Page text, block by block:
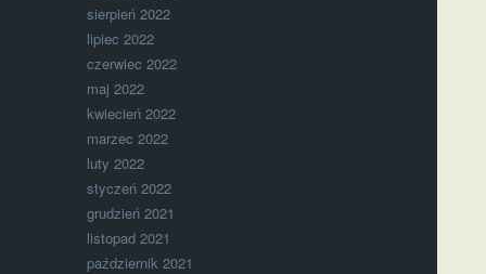
sierpień 2022
lipiec 2022
czerwiec 2022
maj 2022
kwiecień 2022
marzec 2022
luty 2022
styczeń 2022
grudzień 2021
listopad 2021
październik 2021